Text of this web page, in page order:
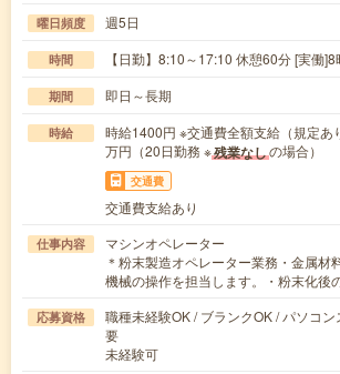
曜日頻度 週5日
時間 【日勤】8:10～17:10 休憩60分 [実働
期間 即日～長期
時給
時給1400円 ※交通費全額支給（規定あ
万円（20日勤務 ※残業なしの場合）
交通費
交通費支給あり
仕事内容
マシンオペレーター
＊粉末製造オペレーター業務・金属材
機械の操作を担当します。・粉末化後
応募資格
職種未経験OK / ブランクOK / パソコ
要
未経験可